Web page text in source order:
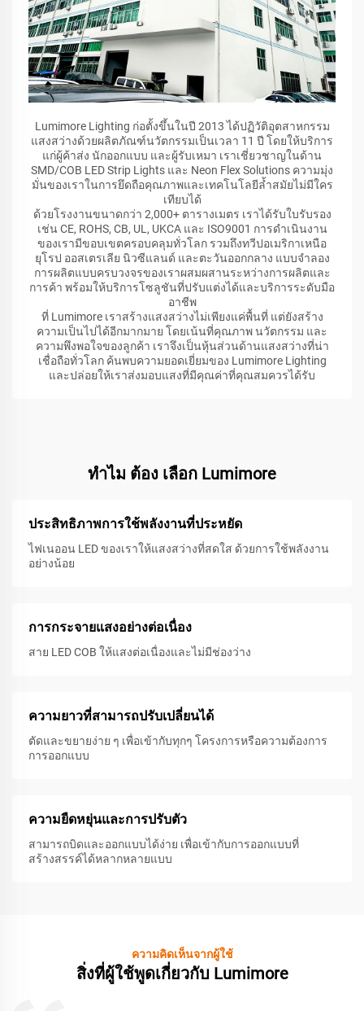
Lumimore Lighting ก่อตั้งขึ้นในปี 2013 ได้ปฏิวัติอุตสาหกรรม
แสงสว่างด้วยผลิตภัณฑ์นวัตกรรมเป็นเวลา 11 ปี โดยให้บริการ
แก่ผู้ค้าส่ง นักออกแบบ และผู้รับเหมา เราเชี่ยวชาญในด้าน
SMD/COB LED Strip Lights และ Neon Flex Solutions ความมุ่ง
มั่นของเราในการยึดถือคุณภาพและเทคโนโลยีล้ำสมัยไม่มีใคร
เทียบได้
ด้วยโรงงานขนาดกว่า 2,000+ ตารางเมตร เราได้รับใบรับรอง
เช่น CE, ROHS, CB, UL, UKCA และ ISO9001 การดำเนินงาน
ของเรามีขอบเขตครอบคลุมทั่วโลก รวมถึงทวีปอเมริกาเหนือ
ยุโรป ออสเตรเลีย นิวซีแลนด์ และตะวันออกกลาง แบบจำลอง
การผลิตแบบครบวงจรของเราผสมผสานระหว่างการผลิตและ
การค้า พร้อมให้บริการโซลูชันที่ปรับแต่งได้และบริการระดับมือ
อาชีพ
ที่ Lumimore เราสร้างแสงสว่างไม่เพียงแค่พื้นที่ แต่ยังสร้าง
ความเป็นไปได้อีกมากมาย โดยเน้นที่คุณภาพ นวัตกรรม และ
ความพึงพอใจของลูกค้า เราจึงเป็นหุ้นส่วนด้านแสงสว่างที่น่า
เชื่อถือทั่วโลก ค้นพบความยอดเยี่ยมของ Lumimore Lighting
และปล่อยให้เราส่งมอบแสงที่มีคุณค่าที่คุณสมควรได้รับ
ทําไม ต้อง เลือก Lumimore
ประสิทธิภาพการใช้พลังงานที่ประหยัด
ไฟเนออน LED ของเราให้แสงสว่างที่สดใส ด้วยการใช้พลังงาน
อย่างน้อย
การกระจายแสงอย่างต่อเนื่อง
สาย LED COB ให้แสงต่อเนื่องและไม่มีช่องว่าง
ความยาวที่สามารถปรับเปลี่ยนได้
ตัดและขยายง่าย ๆ เพื่อเข้ากับทุกๆ โครงการหรือความต้องการ
การออกแบบ
ความยืดหยุ่นและการปรับตัว
สามารถบิดและออกแบบได้ง่าย เพื่อเข้ากับการออกแบบที่
สร้างสรรค์ได้หลากหลายแบบ
ความคิดเห็นจากผู้ใช้
สิ่งที่ผู้ใช้พูดเกี่ยวกับ Lumimore